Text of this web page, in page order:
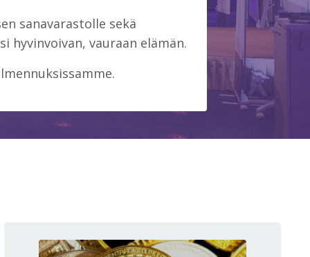
sanavarastolle sekä
vauraan elämän.